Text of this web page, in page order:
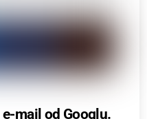
mail od Googlu.